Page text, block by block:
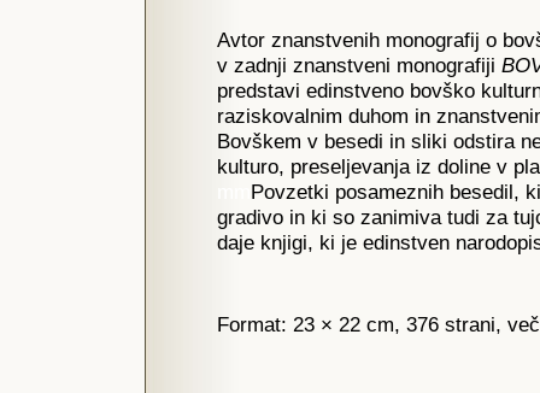
Avtor znanstvenih monografij o
v zadnji znanstveni monografiji
predstavi edinstveno bovško
raziskovalnim duhom in
Bovškem v besedi in sliki odstira
kulturo, preseljevanja iz doline v
Povzetki posameznih besedil,
gradivo in ki so zanimiva tudi za
daje knjigi, ki je edinstven
Format: 23 × 22 cm, 376 strani,